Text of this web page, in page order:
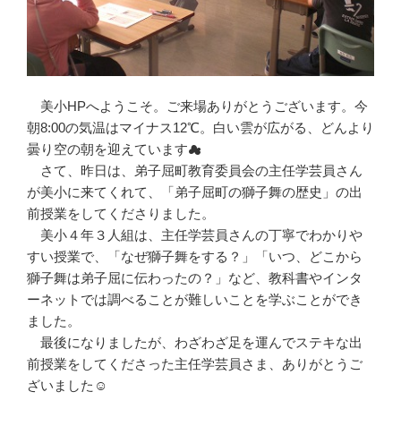
美小HPへようこそ。ご来場ありがとうございます。今
朝8:00の気温はマイナス12℃。白い雲が広がる、どんより
曇り空の朝を迎えています☁
さて、昨日は、弟子屈町教育委員会の主任学芸員さん
が美小に来てくれて、「弟子屈町の獅子舞の歴史」の出
前授業をしてくださりました。
美小４年３人組は、主任学芸員さんの丁寧でわかりや
すい授業で、「なぜ獅子舞をする？」「いつ、どこから
獅子舞は弟子屈に伝わったの？」など、教科書やインタ
ーネットでは調べることが難しいことを学ぶことができ
ました。
最後になりましたが、わざわざ足を運んでステキな出
前授業をしてくださった主任学芸員さま、ありがとうご
ざいました☺